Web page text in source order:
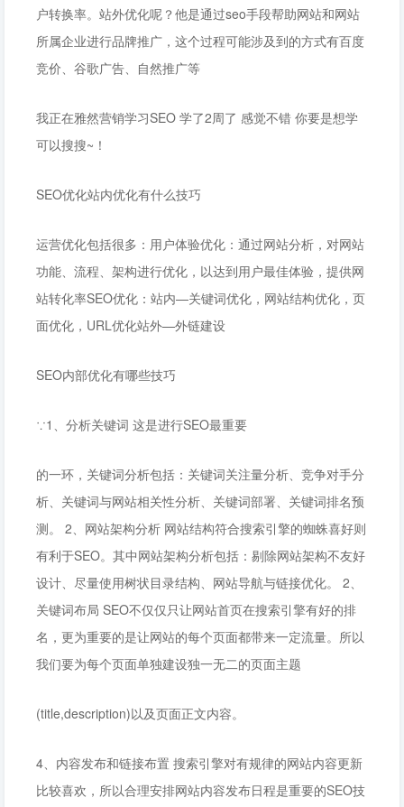
户转换率。站外优化呢？他是通过seo手段帮助网站和网站
所属企业进行品牌推广，这个过程可能涉及到的方式有百度
竞价、谷歌广告、自然推广等
我正在雅然营销学习SEO 学了2周了 感觉不错 你要是想学
可以搜搜~！
SEO优化站内优化有什么技巧
运营优化包括很多：用户体验优化：通过网站分析，对网站
功能、流程、架构进行优化，以达到用户最佳体验，提供网
站转化率SEO优化：站内—关键词优化，网站结构优化，页
面优化，URL优化站外—外链建设
SEO内部优化有哪些技巧
∵1、分析关键词 这是进行SEO最重要
的一环，关键词分析包括：关键词关注量分析、竞争对手分
析、关键词与网站相关性分析、关键词部署、关键词排名预
测。 2、网站架构分析 网站结构符合搜索引擎的蜘蛛喜好则
有利于SEO。其中网站架构分析包括：剔除网站架构不友好
设计、尽量使用树状目录结构、网站导航与链接优化。 2、
关键词布局 SEO不仅仅只让网站首页在搜索引擎有好的排
名，更为重要的是让网站的每个页面都带来一定流量。所以
我们要为每个页面单独建设独一无二的页面主题
(title,description)以及页面正文内容。
4、内容发布和链接布置 搜索引擎对有规律的网站内容更新
比较喜欢，所以合理安排网站内容发布日程是重要的SEO技